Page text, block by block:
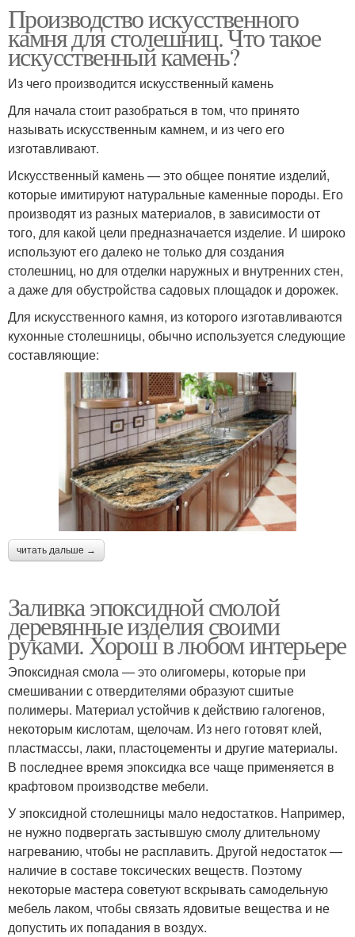
Производство искусственного
камня для столешниц. Что такое
искусственный камень?
Из чего производится искусственный камень
Для начала стоит разобраться в том, что принято
называть искусственным камнем, и из чего его
изготавливают.
Искусственный камень — это общее понятие изделий,
которые имитируют натуральные каменные породы. Его
производят из разных материалов, в зависимости от
того, для какой цели предназначается изделие. И широко
используют его далеко не только для создания
столешниц, но для отделки наружных и внутренних стен,
а даже для обустройства садовых площадок и дорожек.
Для искусственного камня, из которого изготавливаются
кухонные столешницы, обычно используется следующие
составляющие:
читать дальше →
Заливка эпоксидной смолой
деревянные изделия своими
руками. Хорош в любом интерьере
Эпоксидная смола — это олигомеры, которые при
смешивании с отвердителями образуют сшитые
полимеры. Материал устойчив к действию галогенов,
некоторым кислотам, щелочам. Из него готовят клей,
пластмассы, лаки, пластоцементы и другие материалы.
В последнее время эпоксидка все чаще применяется в
крафтовом производстве мебели.
У эпоксидной столешницы мало недостатков. Например,
не нужно подвергать застывшую смолу длительному
нагреванию, чтобы не расплавить. Другой недостаток —
наличие в составе токсических веществ. Поэтому
некоторые мастера советуют вскрывать самодельную
мебель лаком, чтобы связать ядовитые вещества и не
допустить их попадания в воздух.